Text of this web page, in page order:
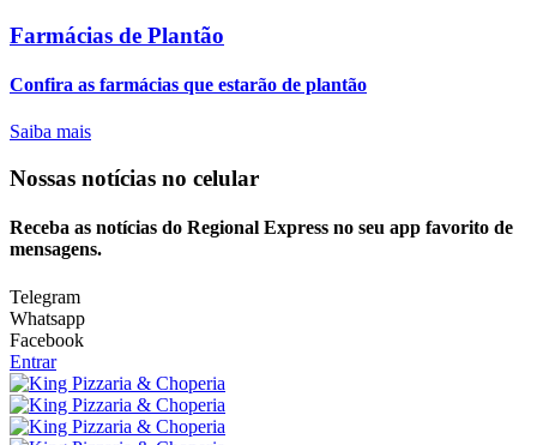
Farmácias de Plantão
Confira as farmácias que estarão de plantão
Saiba mais
Nossas notícias no celular
Receba as notícias do Regional Express no seu app favorito de
mensagens.
Telegram
Whatsapp
Facebook
Entrar